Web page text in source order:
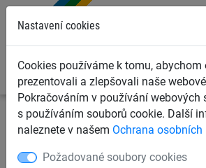
Nastavení cookies
Cookies používáme k tomu,
prezentovali a zlepšovali naše
Pokračováním v používání webových
s používáním souborů cookie. Další
naleznete v našem Ochrana osobních
Požadované soubory cookies
Ochranné sítě a plachty